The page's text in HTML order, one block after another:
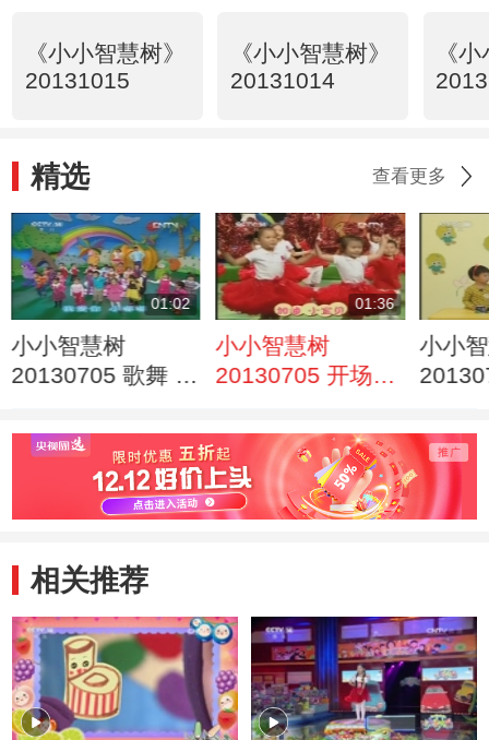
《小小智慧树》
20131015
《小小智慧树》
20131014
《
精选 查看更多
01:02
小小智慧树
20130705 歌舞 我
01:36
小小智慧树
20130705 开场歌
小小
相关推荐